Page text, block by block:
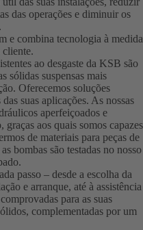
das operações e diminuir os
e combina tecnologia à medida
ao desgaste da KSB são
sólidas suspensas mais
Oferecemos soluções
suas aplicações. As nossas
aperfeiçoados e
aos quais somos capazes
de materiais para peças de
bombas são testadas no nosso
passo – desde a escolha da
e arranque, até à assistência
para as suas
complementadas por um